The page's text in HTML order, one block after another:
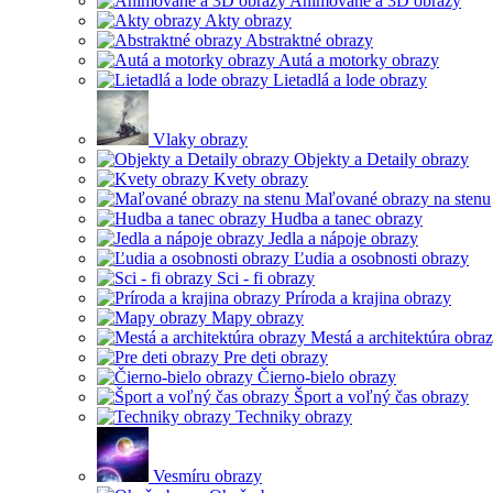
Akty obrazy
Abstraktné obrazy
Autá a motorky obrazy
Lietadlá a lode obrazy
Vlaky obrazy
Objekty a Detaily obrazy
Kvety obrazy
Maľované obrazy na stenu
Hudba a tanec obrazy
Jedla a nápoje obrazy
Ľudia a osobnosti obrazy
Sci - fi obrazy
Príroda a krajina obrazy
Mapy obrazy
Mestá a architektúra
Pre deti obrazy
Čierno-bielo obrazy
Šport a voľný čas obrazy
Techniky obrazy
Vesmíru obrazy